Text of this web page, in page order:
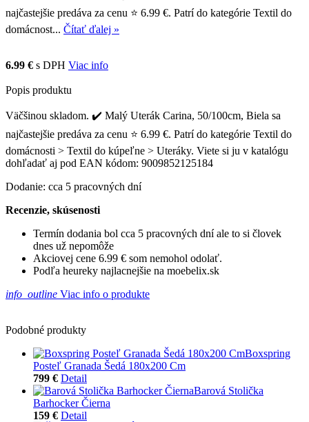
najčastejšie predáva za cenu ⭐ 6.99 €. Patrí do kategórie Textil do
domácnost... Čítať ďalej »
6.99 € s DPH Viac info
Popis produktu
Väčšinou skladom. ✔️ Malý Uterák Carina, 50/100cm, Biela sa
najčastejšie predáva za cenu ⭐ 6.99 €. Patrí do kategórie Textil do
domácnosti > Textil do kúpeľne > Uteráky. Viete si ju v katalógu
dohľadať aj pod EAN kódom: 9009852125184
Dodanie: cca 5 pracovných dní
Recenzie, skúsenosti
Termín dodania bol cca 5 pracovných dní ale to si človek
dnes už nepomôže
Akciovej cene 6.99 € som nemohol odolať.
Podľa heureky najlacnejšie na moebelix.sk
info_outline Viac info o produkte
Podobné produkty
Boxspring
Posteľ Granada Šedá 180x200 Cm
799 € Detail
Barová Stolička
Barhocker Čierna
159 € Detail